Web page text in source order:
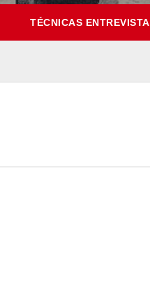
TÉCNICAS ENTREVISTA